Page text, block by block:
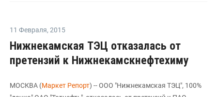
11 Февраля, 2015
Нижнекамская ТЭЦ отказалась от
претензий к Нижнекамскнефтехиму
МОСКВА (Маркет Репорт) -- ООО "Нижнекамская ТЭЦ", 100%